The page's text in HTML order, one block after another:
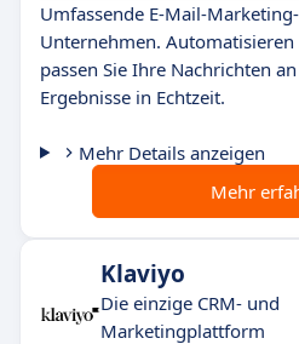
Umfassende E-Mail-
Unternehmen. Automatisieren
passen Sie Ihre Nachrichten
Ergebnisse in Echtzeit.
Mehr Details anzeigen
Mehr
Klaviyo
Die einzige CRM- und
Marketingplattform